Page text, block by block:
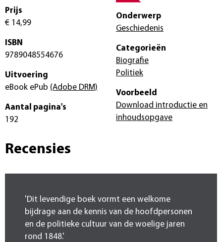
Prijs
€ 14,99
ISBN
9789048554676
Uitvoering
eBook ePub (Adobe DRM)
Aantal pagina's
192
Onderwerp
Geschiedenis
Categorieën
Biografie
Politiek
Voorbeeld
Download introductie en
inhoudsopgave
Recensies
'Dit levendige boek vormt een welkome
bijdrage aan de kennis van de hoofdpersonen
en de politieke cultuur van de woelige jaren
rond 1848.'